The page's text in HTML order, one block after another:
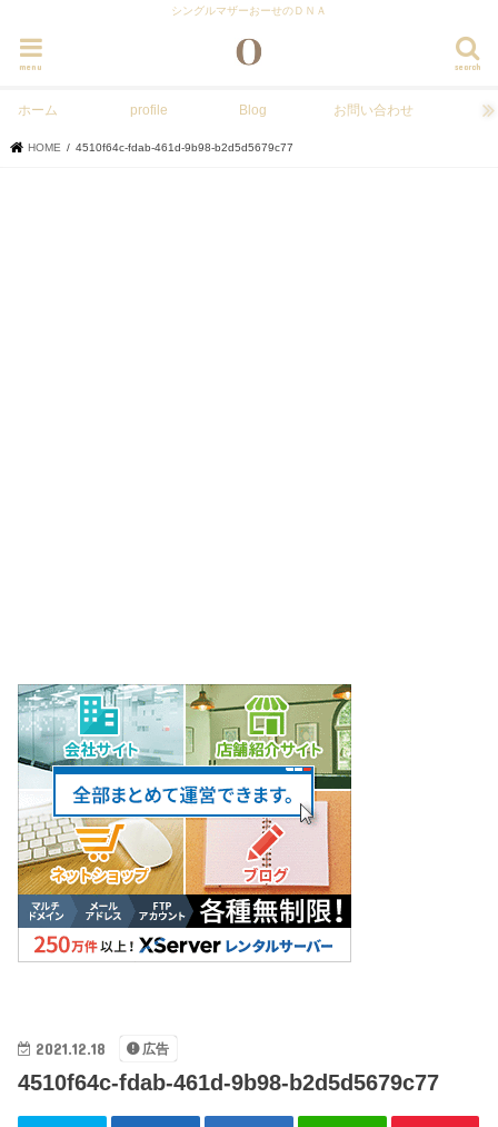
シングルマザーおーせのＤＮＡ
search
menu
ホーム profile Blog お問い合わせ
HOME 4510f64c-fdab-461d-9b98-b2d5d5679c77
2021.12.18 広告
4510f64c-fdab-461d-9b98-b2d5d5679c77